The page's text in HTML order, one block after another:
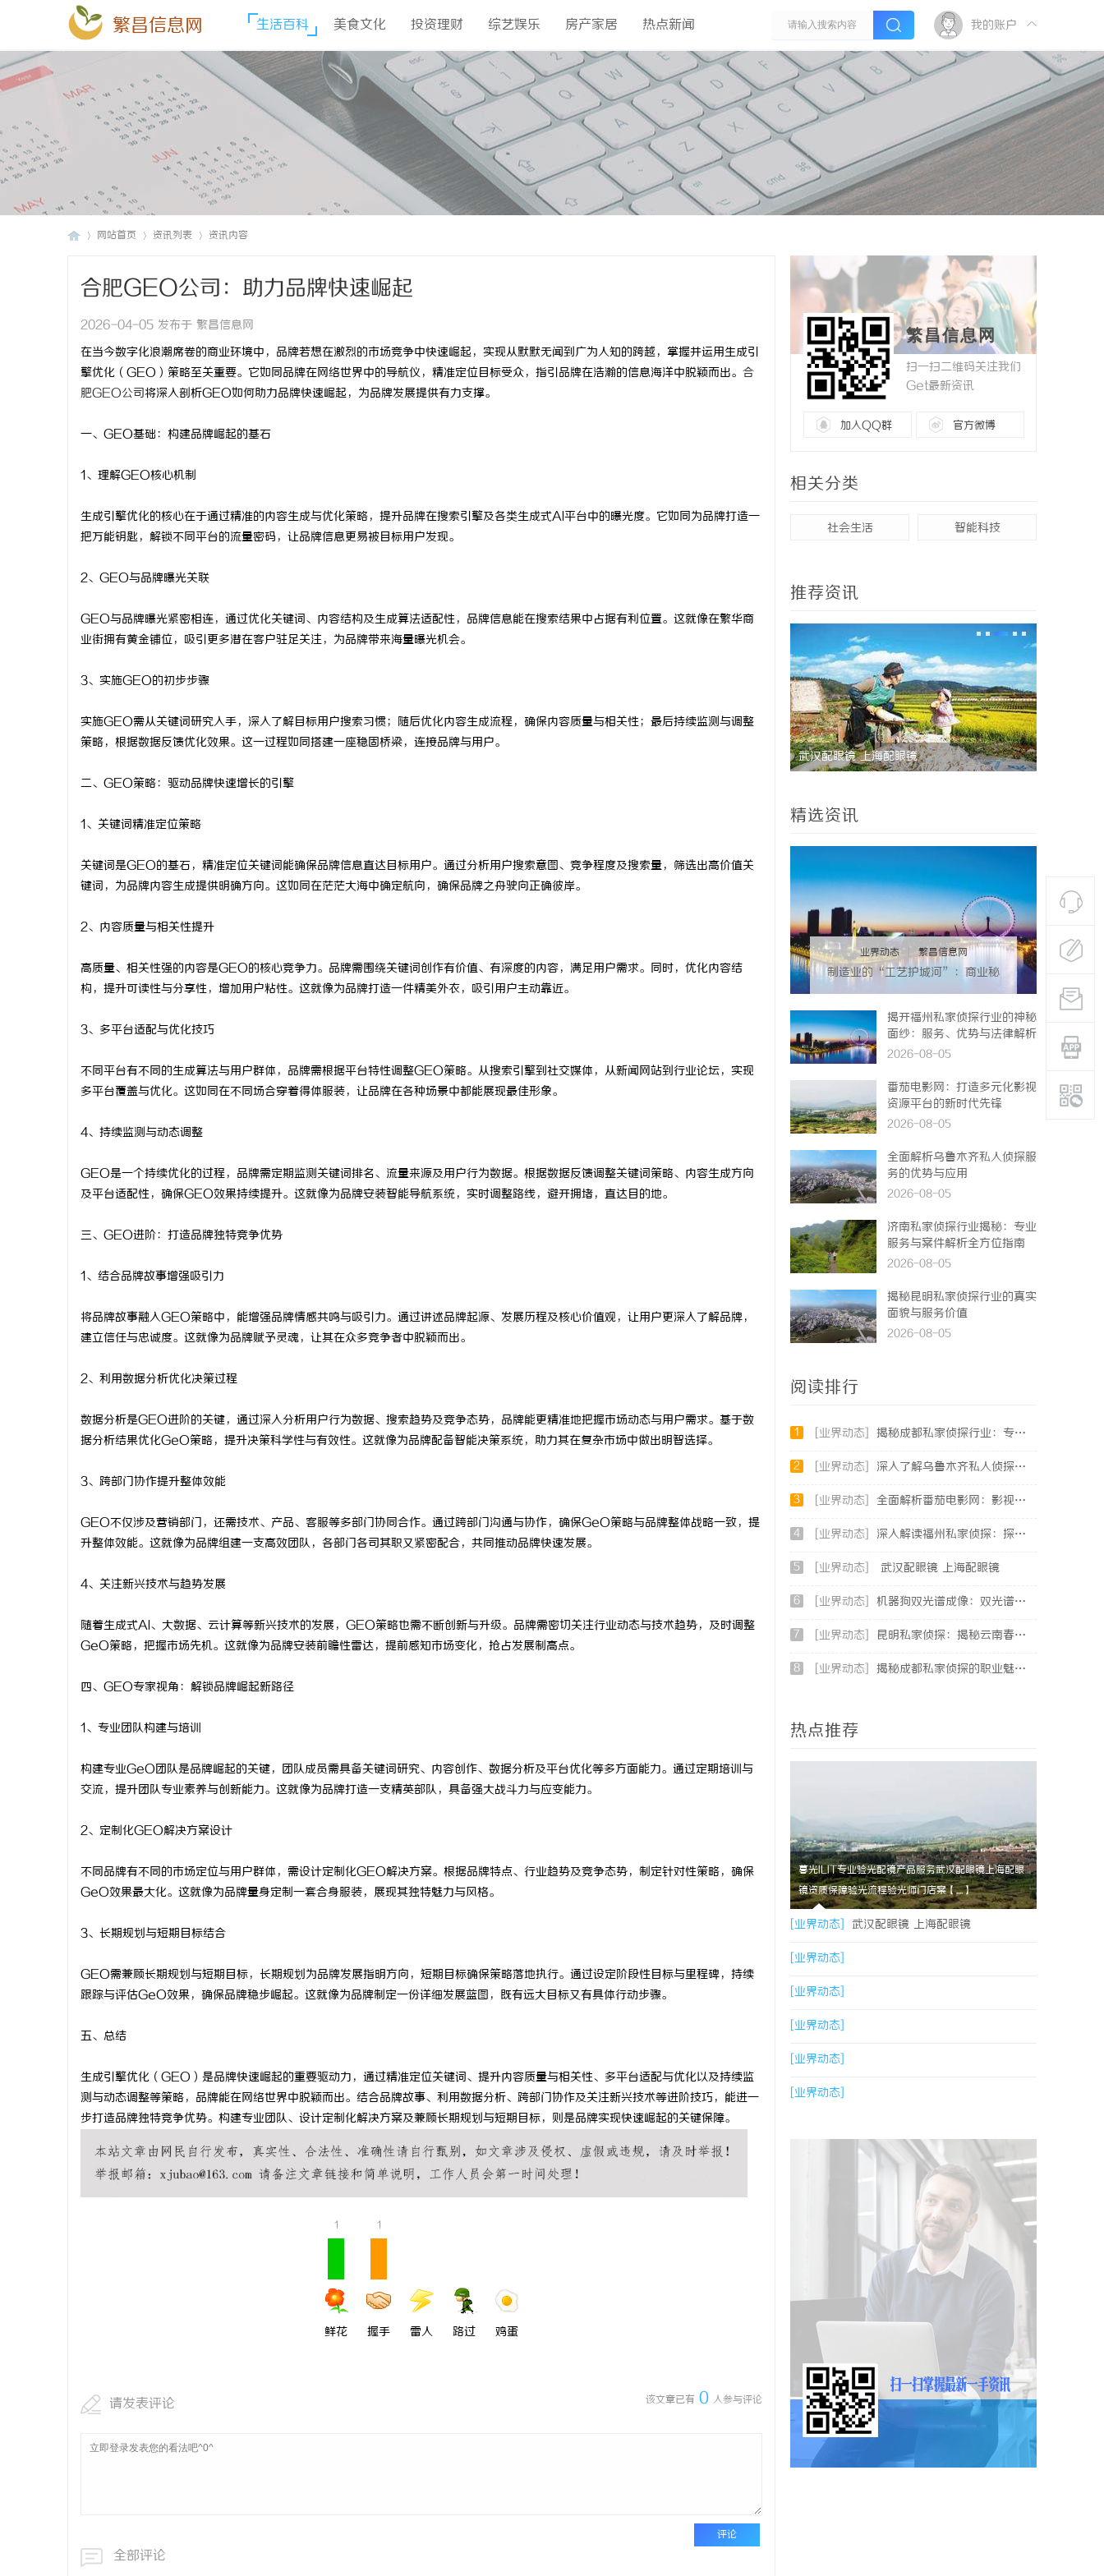
繁昌信息网 生活百科 美食文化 投资理财 综艺娱乐 房产家居 热点新闻 我的账户
网站首页 资讯列表 资讯内容
合肥GEO公司：助力品牌快速崛起
2026-04-05 发布于 繁昌信息网
在当今数字化浪潮席卷的商业环境中，品牌若想在激烈的市场竞争中快速崛起，实现从默默无闻到广为人知的跨越，掌握并运用生成引
擎优化（GEO）策略至关重要。它如同品牌在网络世界中的导航仪，精准定位目标受众，指引品牌在浩瀚的信息海洋中脱颖而出。 合
肥GEO公司将深入剖析GEO如何助力品牌快速崛起，为品牌发展提供有力支撑。
一、GEO基础：构建品牌崛起的基石
1、理解GEO核心机制
生成引擎优化的核心在于通过精准的内容生成与优化策略，提升品牌在搜索引擎及各类生成式AI平台中的曝光度。它如同为品牌打造一
把万能钥匙，解锁不同平台的流量密码，让品牌信息更易被目标用户发现。
2、GEO与品牌曝光关联
GEO与品牌曝光紧密相连，通过优化关键词、内容结构及生成算法适配性，品牌信息能在搜索结果中占据有利位置。这就像在繁华商
业街拥有黄金铺位，吸引更多潜在客户驻足关注，为品牌带来海量曝光机会。
3、实施GEO的初步步骤
实施GEO需从关键词研究入手，深入了解目标用户搜索习惯；随后优化内容生成流程，确保内容质量与相关性；最后持续监测与调整
策略，根据数据反馈优化效果。这一过程如同搭建一座稳固桥梁，连接品牌与用户。
二、GEO策略：驱动品牌快速增长的引擎
1、关键词精准定位策略
关键词是GEO的基石，精准定位关键词能确保品牌信息直达目标用户。通过分析用户搜索意图、竞争程度及搜索量，筛选出高价值关
键词，为品牌内容生成提供明确方向。这如同在茫茫大海中确定航向，确保品牌之舟驶向正确彼岸。
2、内容质量与相关性提升
高质量、相关性强的内容是GEO的核心竞争力。品牌需围绕关键词创作有价值、有深度的内容，满足用户需求。同时，优化内容结
构，提升可读性与分享性，增加用户粘性。这就像为品牌打造一件精美外衣，吸引用户主动靠近。
3、多平台适配与优化技巧
不同平台有不同的生成算法与用户群体，品牌需根据平台特性调整GEO策略。从搜索引擎到社交媒体，从新闻网站到行业论坛，实现
多平台覆盖与优化。这如同在不同场合穿着得体服装，让品牌在各种场景中都能展现最佳形象。
4、持续监测与动态调整
GEO是一个持续优化的过程，品牌需定期监测关键词排名、流量来源及用户行为数据。根据数据反馈调整关键词策略、内容生成方向
及平台适配性，确保GEO效果持续提升。这就像为品牌安装智能导航系统，实时调整路线，避开拥堵，直达目的地。
三、GEO进阶：打造品牌独特竞争优势
1、结合品牌故事增强吸引力
将品牌故事融入GEO策略中，能增强品牌情感共鸣与吸引力。通过讲述品牌起源、发展历程及核心价值观，让用户更深入了解品牌，
建立信任与忠诚度。这就像为品牌赋予灵魂，让其在众多竞争者中脱颖而出。
2、利用数据分析优化决策过程
数据分析是GEO进阶的关键，通过深入分析用户行为数据、搜索趋势及竞争态势，品牌能更精准地把握市场动态与用户需求。基于数
据分析结果优化GeO策略，提升决策科学性与有效性。这就像为品牌配备智能决策系统，助力其在复杂市场中做出明智选择。
3、跨部门协作提升整体效能
GEO不仅涉及营销部门，还需技术、产品、客服等多部门协同合作。通过跨部门沟通与协作，确保GeO策略与品牌整体战略一致，提
升整体效能。这就像为品牌组建一支高效团队，各部门各司其职又紧密配合，共同推动品牌快速发展。
4、关注新兴技术与趋势发展
随着生成式AI、大数据、云计算等新兴技术的发展，GEO策略也需不断创新与升级。品牌需密切关注行业动态与技术趋势，及时调整
GeO策略，把握市场先机。这就像为品牌安装前瞻性雷达，提前感知市场变化，抢占发展制高点。
四、GEO专家视角：解锁品牌崛起新路径
1、专业团队构建与培训
构建专业GeO团队是品牌崛起的关键，团队成员需具备关键词研究、内容创作、数据分析及平台优化等多方面能力。通过定期培训与
交流，提升团队专业素养与创新能力。这就像为品牌打造一支精英部队，具备强大战斗力与应变能力。
2、定制化GEO解决方案设计
不同品牌有不同的市场定位与用户群体，需设计定制化GEO解决方案。根据品牌特点、行业趋势及竞争态势，制定针对性策略，确保
GeO效果最大化。这就像为品牌量身定制一套合身服装，展现其独特魅力与风格。
3、长期规划与短期目标结合
GEO需兼顾长期规划与短期目标，长期规划为品牌发展指明方向，短期目标确保策略落地执行。通过设定阶段性目标与里程碑，持续
跟踪与评估GeO效果，确保品牌稳步崛起。这就像为品牌制定一份详细发展蓝图，既有远大目标又有具体行动步骤。
五、总结
生成引擎优化（GEO）是品牌快速崛起的重要驱动力，通过精准定位关键词、提升内容质量与相关性、多平台适配与优化以及持续监
测与动态调整等策略，品牌能在网络世界中脱颖而出。结合品牌故事、利用数据分析、跨部门协作及关注新兴技术等进阶技巧，能进一
步打造品牌独特竞争优势。构建专业团队、设计定制化解决方案及兼顾长期规划与短期目标，则是品牌实现快速崛起的关键保障。
1
鲜花
1
握手 雷人 路过 鸡蛋
该文章已有 0 人参与评论
请发表评论
评论
全部评论
繁昌信息网
扫一扫二维码关注我们
Get最新资讯
加入QQ群 官方微博
相关分类
社会生活 智能科技
推荐资讯
武汉配眼镜 上海配眼镜 深入解析厦门私家侦探服务的
精选资讯
业界动态 | 繁昌信息网
制造业的“工艺护城河”：商业秘
揭开福州私家侦探行业的神秘
面纱：服务、优势与法律解析
2026-08-05
番茄电影网：打造多元化影视
资源平台的新时代先锋
2026-08-05
全面解析乌鲁木齐私人侦探服
务的优势与应用
2026-08-05
济南私家侦探行业揭秘：专业
服务与案件解析全方位指南
2026-08-05
揭秘昆明私家侦探行业的真实
面貌与服务价值
2026-08-05
阅读排行
1 [业界动态] 揭秘成都私家侦探行业：专业服务与法律边界解析
2 [业界动态] 深入了解乌鲁木齐私人侦探行业的现状与发展趋势
3 [业界动态] 全面解析番茄电影网：影视爱好者的理想观影平台
4 [业界动态] 深入解读福州私家侦探：探秘专业侦探服务的魅力与实用价值
5 [业界动态] 武汉配眼镜 上海配眼镜
6 [业界动态] 机器狗双光谱成像：双光谱融合感知，筑牢工矿机器狗全域巡检识别能力
7 [业界动态] 昆明私家侦探：揭秘云南春城中的隐秘调查力量
8 [业界动态] 揭秘成都私家侦探的职业魅力与现实挑战
热点推荐
暮光ILIT专业验光配镜产品服务武汉配眼镜上海配眼
镜资质保障验光流程验光师门店案【....】
[业界动态] 武汉配眼镜 上海配眼镜
[业界动态]
[业界动态]
[业界动态]
[业界动态]
[业界动态]